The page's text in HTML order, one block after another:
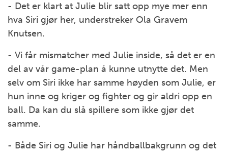
- Det er klart at Julie blir satt opp mye mer enn
hva Siri gjør her, understreker Ola Gravem
Knutsen.
- Vi får mismatcher med Julie inside, så det er en
del av vår game-plan å kunne utnytte det. Men
selv om Siri ikke har samme høyden som Julie, er
hun inne og kriger og fighter og gir aldri opp en
ball. Da kan du slå spillere som ikke gjør det
samme.
- Både Siri og Julie har håndballbakgrunn og det